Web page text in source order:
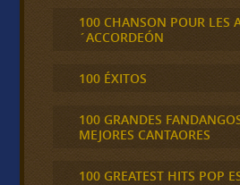
100 CHANSON POUR LES
´ACCORDEÓN
100 ÉXITOS
100 GRANDES
MEJORES CANTAORES
100 GREATEST HITS POP